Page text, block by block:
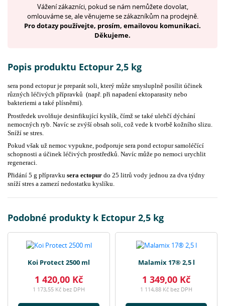
Vážení zákazníci, pokud se nám nemůžete dovolat,
omlouváme se, ale věnujeme se zákazníkům na prodejně.
Pro dotazy používejte, prosím, emailovou komunikaci.
Děkujeme.
Popis produktu Ectopur 2,5 kg
sera pond ectopur je preparát soli, který může smysluplně posílit účinek
různých léčivých přípravků (např. při napadení ektoparasity nebo
bakteriemi a také plísněmi).
Prostředek uvolňuje desinfikující kyslík, čímž se také ulehčí dýchání
nemocných ryb. Navíc se zvýší obsah soli, což vede k tvorbě kožního slizu.
Sníží se stres.
Pokud však už nemoc vypukne, podporuje sera pond ectopur samoléčící
schopnosti a účinek léčivých prostředků. Navíc může po nemoci urychlit
regeneraci.
Přidání 5 g přípravku sera ectopur do 25 litrů vody jednou za dva týdny
sníží stres a zamezí nedostatku kyslíku.
Podobné produkty k Ectopur 2,5 kg
Koi Protect 2500 ml
1 420,00 Kč
1 173,55 Kč bez DPH
Malamix 17® 2,5 l
1 349,00 Kč
1 114,88 Kč bez DPH